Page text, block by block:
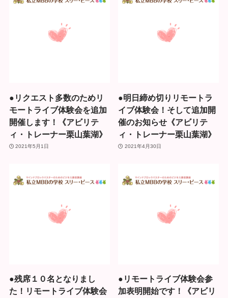
●リクエスト多数のためリ
モートライブ体験会を追加
開催します！《アビリテ
ィ・トレーナー栗山葉湖》
2021年5月1日
●明日締め切りリモートラ
イブ体験会！そして追加開
催のお知らせ《アビリテ
ィ・トレーナー栗山葉湖》
2021年4月30日
●残席１０名となりまし
た！リモートライブ体験会
●リモートライブ体験会参
加表明開始です！《アビリ